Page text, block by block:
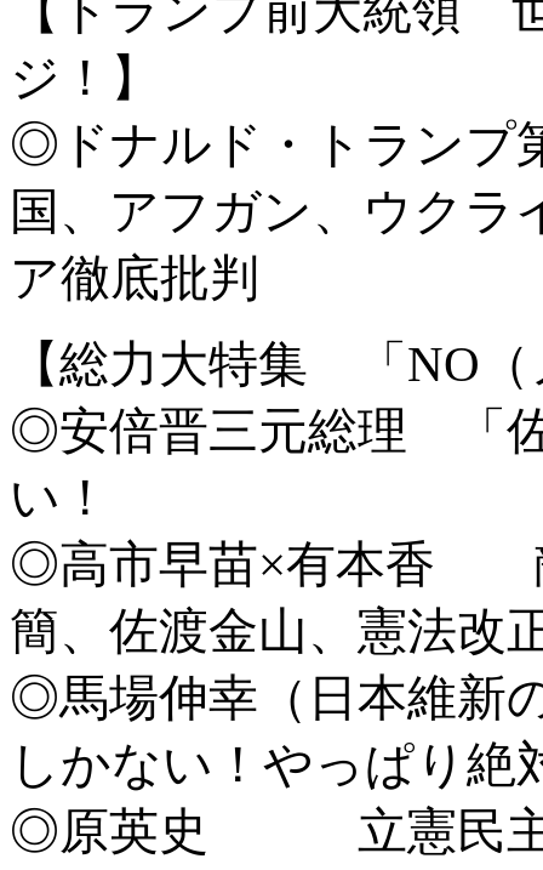
【トランプ前大統領
ジ！】
◎ドナルド・トランプ
国、アフガン、ウクラ
ア徹底批判
【総力大特集 「NO
◎安倍晋三元総理 「
い！
◎高市早苗×有本香
簡、佐渡金山、憲法改
◎馬場伸幸（日本維
しかない！やっぱり絶
◎原英史 立憲民主